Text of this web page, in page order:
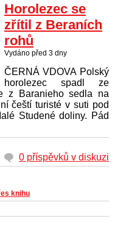
Horolezec se
zřítil z Beraních
rohů
Vydáno před 3 dny
ČERNÁ VDOVA Polský
horolezec spadl ze
z Baranieho sedla na
čeští turisté v suti pod
Studené doliny. Pád
0 příspěvků v diskuzi
knihu